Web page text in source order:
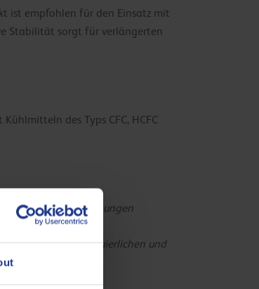
ist empfohlen für den Einsatz mit
Stabilität sorgt für verlängerten
des Typs CFC, HCFC
unter harten Bedingungen
unter kontinuierlichen und